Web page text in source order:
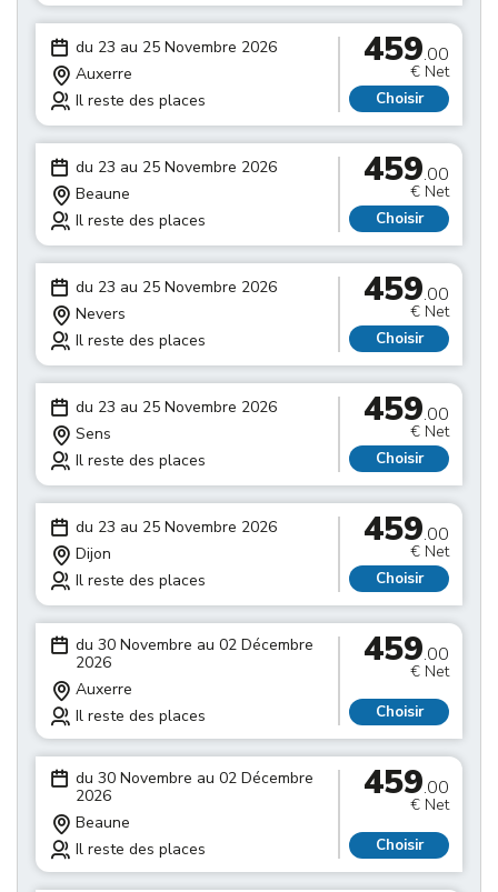
du 23 au 25 Novembre 2026
Auxerre
Il reste des places
459.00
€ Net
Choisir
du 23 au 25 Novembre 2026
Beaune
Il reste des places
459.00
€ Net
Choisir
du 23 au 25 Novembre 2026
Nevers
Il reste des places
459.00
€ Net
Choisir
du 23 au 25 Novembre 2026
Sens
Il reste des places
459.00
€ Net
Choisir
du 23 au 25 Novembre 2026
Dijon
Il reste des places
459.00
€ Net
Choisir
du 30 Novembre au 02 Décembre
2026
Auxerre
Il reste des places
459.00
€ Net
Choisir
du 30 Novembre au 02 Décembre
2026
Beaune
Il reste des places
459.00
€ Net
Choisir